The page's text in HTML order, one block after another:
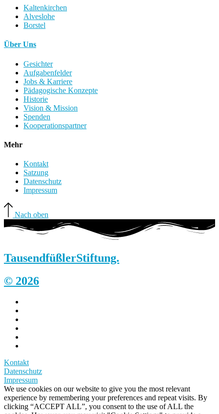
Kaltenkirchen
Alveslohe
Borstel
Über Uns
Gesichter
Aufgabenfelder
Jobs & Karriere
Pädagogische Konzepte
Historie
Vision & Mission
Spenden
Kooperationspartner
Mehr
Kontakt
Satzung
Datenschutz
Impressum
Nach oben
TausendfüßlerStiftung.
© 2026
Kontakt
Datenschutz
Impressum
We use cookies on our website to give you the most relevant
experience by remembering your preferences and repeat visits. By
clicking “ACCEPT ALL”, you consent to the use of ALL the